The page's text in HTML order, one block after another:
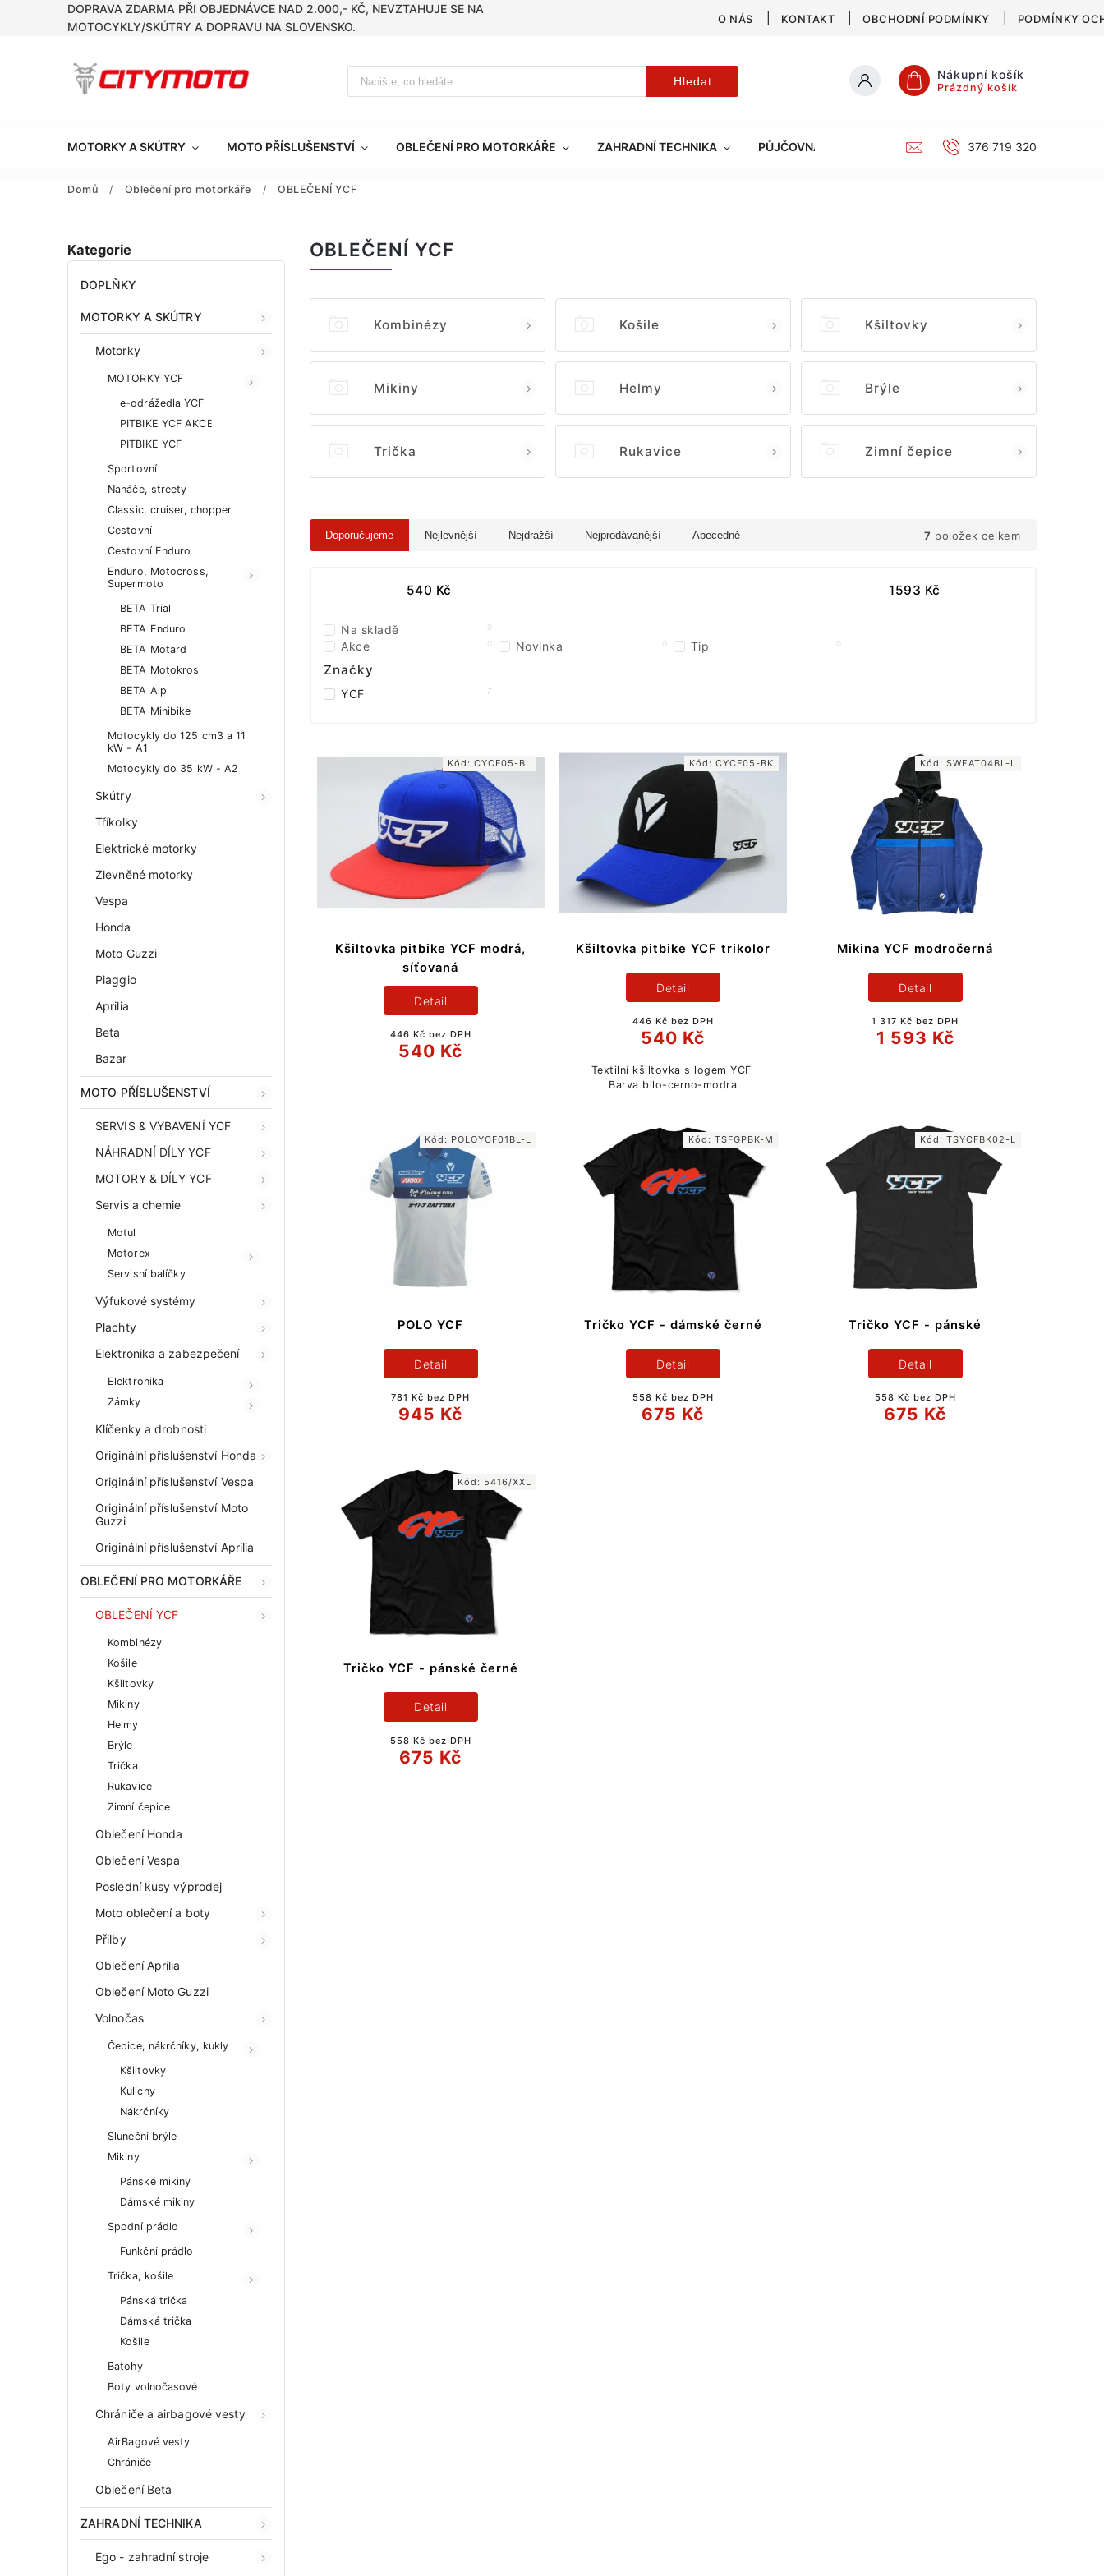
DOPRAVA ZDARMA PŘI OBJEDNÁVCE NAD 2.000,- KČ, NEVZTAHUJE SE NA
MOTOCYKLY/SKÚTRY A DOPRAVU NA SLOVENSKO.
O NÁS KONTAKT OBCHODNÍ PODMÍNKY PODMÍNKY
Hledat Nákupní košík
Prázdný košík
MOTORKY A SKÚTRY MOTO PŘÍSLUŠENSTVÍ OBLEČENÍ PRO MOTORKÁŘE ZAHRADNÍ TECHNIKA PŮJČOVNA KATALOG376 719 320
Domů / Oblečení pro motorkáře / OBLEČENÍ YCF
Kategorie
DOPLŇKY
MOTORKY A SKÚTRY
Motorky
MOTORKY YCF
e-odrážedla YCF
PITBIKE YCF AKCE
PITBIKE YCF
Sportovní
Naháče, streety
Classic, cruiser, chopper
Cestovní
Cestovní Enduro
Enduro, Motocross,
Supermoto
BETA Trial
BETA Enduro
BETA Motard
BETA Motokros
BETA Alp
BETA Minibike
Motocykly do 125 cm3 a 11
kW - A1
Motocykly do 35 kW - A2
Skútry
Tříkolky
Elektrické motorky
Zlevněné motorky
Vespa
Honda
Moto Guzzi
Piaggio
Aprilia
Beta
Bazar
MOTO PŘÍSLUŠENSTVÍ
SERVIS & VYBAVENÍ YCF
NÁHRADNÍ DÍLY YCF
MOTORY & DÍLY YCF
Servis a chemie
Motul
Motorex
Servisní balíčky
Výfukové systémy
Plachty
Elektronika a zabezpečení
Elektronika
Zámky
Klíčenky a drobnosti
Originální příslušenství Honda
Originální příslušenství Vespa
Originální příslušenství Moto
Guzzi
Originální příslušenství Aprilia
OBLEČENÍ PRO MOTORKÁŘE
OBLEČENÍ YCF
Kombinézy
Košile
Kšiltovky
Mikiny
Helmy
Brýle
Trička
Rukavice
Zimní čepice
Oblečení Honda
Oblečení Vespa
Poslední kusy výprodej
Moto oblečení a boty
Přilby
Oblečení Aprilia
Oblečení Moto Guzzi
Volnočas
Čepice, nákrčníky, kukly
Kšiltovky
Kulichy
Nákrčníky
Sluneční brýle
Mikiny
Pánské mikiny
Dámské mikiny
Spodní prádlo
Funkční prádlo
Trička, košile
Pánská trička
Dámská trička
Košile
Batohy
Boty volnočasové
Chrániče a airbagové vesty
AirBagové vesty
Chrániče
Oblečení Beta
ZAHRADNÍ TECHNIKA
Ego - zahradní stroje
OBLEČENÍ YCF
Kombinézy Košile Kšiltovky
Mikiny Helmy Brýle
Trička Rukavice Zimní čepice
Doporučujeme Nejlevnější Nejdražší Nejprodávanější Abecedně 7 položek celkem
540 Kč 1593 Kč
Na skladě 0
Akce 0 Novinka 0 Tip 0
Značky
YCF 7
Kšiltovka pitbike YCF modrá,
síťovaná
446 Kč bez DPH
540 Kč
Detail
Kód:CYCF05-BL
Kšiltovka pitbike YCF trikolor
446 Kč bez DPH
540 Kč
Detail
Textilní kšiltovka s logem YCF
Barva bilo-cerno-modra
Kód:CYCF05-BK
Mikina YCF modročerná
1 317 Kč bez DPH
1 593 Kč
Detail
Kód:SWEAT04BL-L
POLO YCF
781 Kč bez DPH
945 Kč
Detail
Kód: POLOYCF01BL-L
Tričko YCF - dámské černé
558 Kč bez DPH
675 Kč
Detail
Kód:TSFGPBK-M
Tričko YCF - pánské
558 Kč bez DPH
675 Kč
Detail
Kód:TSYCFBK02-L
Tričko YCF - pánské černé
558 Kč bez DPH
675 Kč
Detail
Kód: 5416/XXL